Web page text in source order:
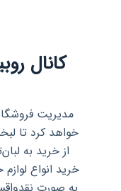
کانال
مدیریت
خواهد کرد تا
از خرید به
خرید انواع